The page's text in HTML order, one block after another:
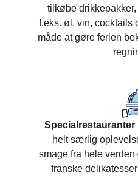
tilkøbe
f.eks. øl, vin, cocktails
måde at gøre ferien
Specialrestauranter
helt særlig
smage fra hele
franske